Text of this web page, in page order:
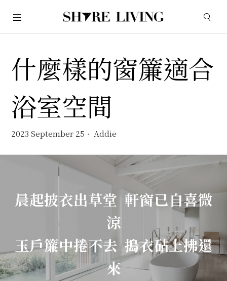
什麼樣的窗簾適合
浴室空間
2023 September 25 Addie
晨起披衣出草堂 軒窗已自喜微
涼
玉戶簾中捲不去 搗衣砧上拂還
來